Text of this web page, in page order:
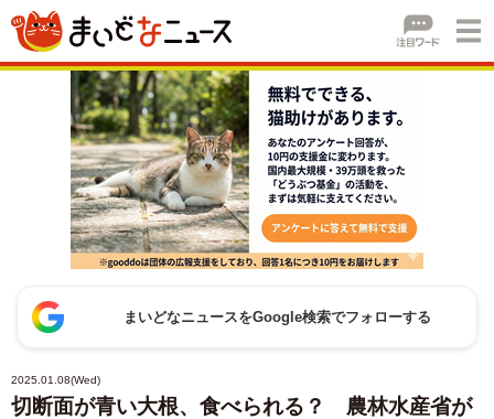
まいどなニュースをGoogle検索でフォローする
2025.01.08(Wed)
切断面が青い大根、食べられる？ 農林水産省が